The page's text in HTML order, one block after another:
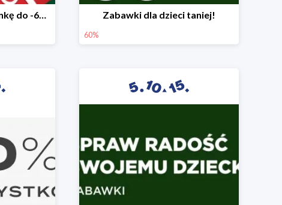
Mega rabaty pod choinkę do -60% Zabawki dla dzieci taniej!
60%